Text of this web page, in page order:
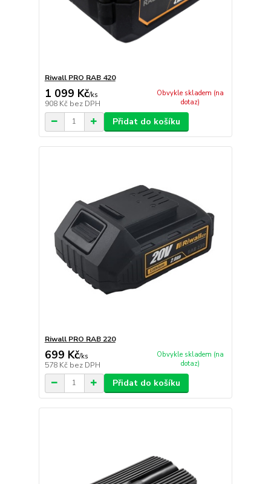
Riwall PRO RAB 420
1 099 Kč/ks
908 Kč bez DPH
Obvykle skladem (na
dotaz)
Přidat do košíku
Riwall PRO RAB 220
699 Kč/ks
578 Kč bez DPH
Obvykle skladem (na
dotaz)
Přidat do košíku